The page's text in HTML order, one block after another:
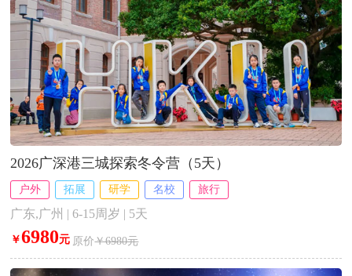
2026广深港三城探索冬令营（5天）
户外 拓展 研学 名校 旅行
广东,广州 | 6-15周岁 | 5天
￥6980元 原价￥6980元